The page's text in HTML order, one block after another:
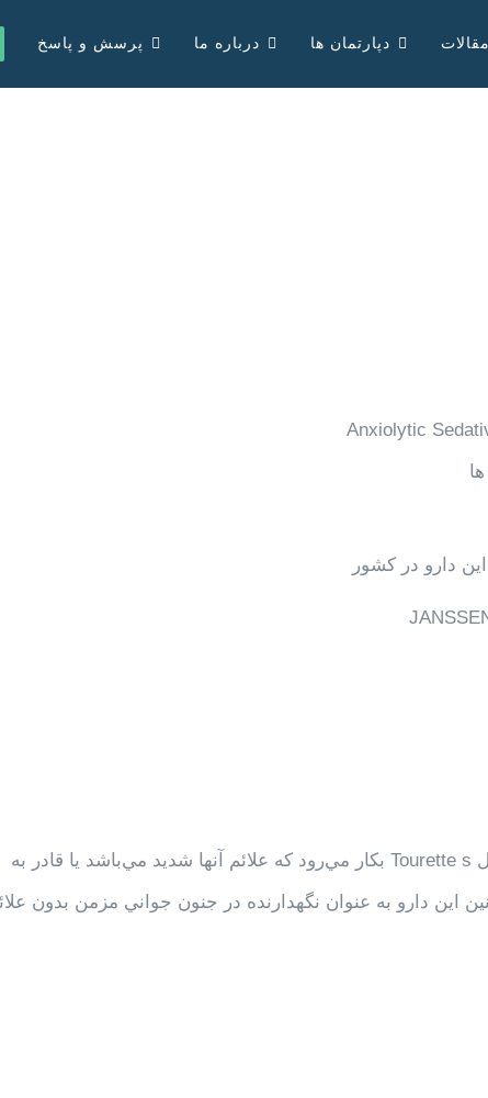
مقالات دپارتمان ها درباره ما پرسش و پاسخ
Anxiolytic
دارو در کشور
براي تخفيف تيك‌هاي صوتي و حركتي در بيماران مبتلا به اختلال Tourette s بكار مي‌رود كه علائم آنها شديد مي‌باشد يا قادر به
اين دارو به عنوان نگهدارنده در جنون جواني مزمن بدون